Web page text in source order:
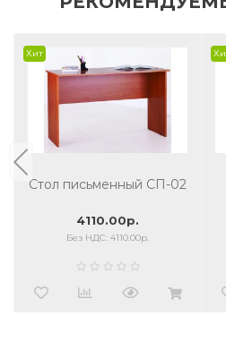
Хит
Стол письменный СП-02
4110.00р.
Без НДС: 4110.00р.